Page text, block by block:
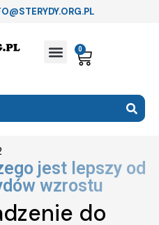
0
jest lepszy od
wzrostu
do